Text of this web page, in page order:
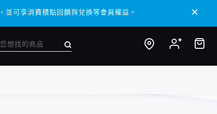
可享消費積點回饋與兌換等會員權益。
可享消費積點回饋與兌換等會員權益。